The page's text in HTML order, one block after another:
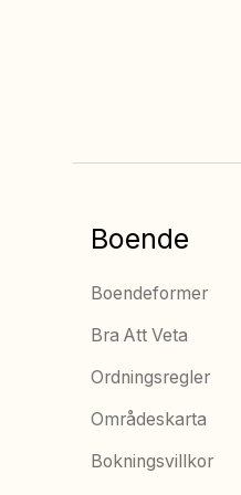
Boende
Boendeformer
Bra Att Veta
Ordningsregler
Områdeskarta
Bokningsvillkor